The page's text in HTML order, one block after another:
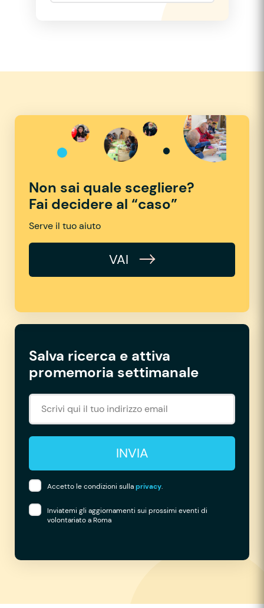
Non sai quale scegliere?
Fai decidere al “caso”
Serve il tuo aiuto
VAI
Salva ricerca e attiva
promemoria settimanale
INVIA
Accetto le condizioni sullaprivacy.
Inviatemi gli aggiornamenti sui prossimi eventi di
volontariato a Roma